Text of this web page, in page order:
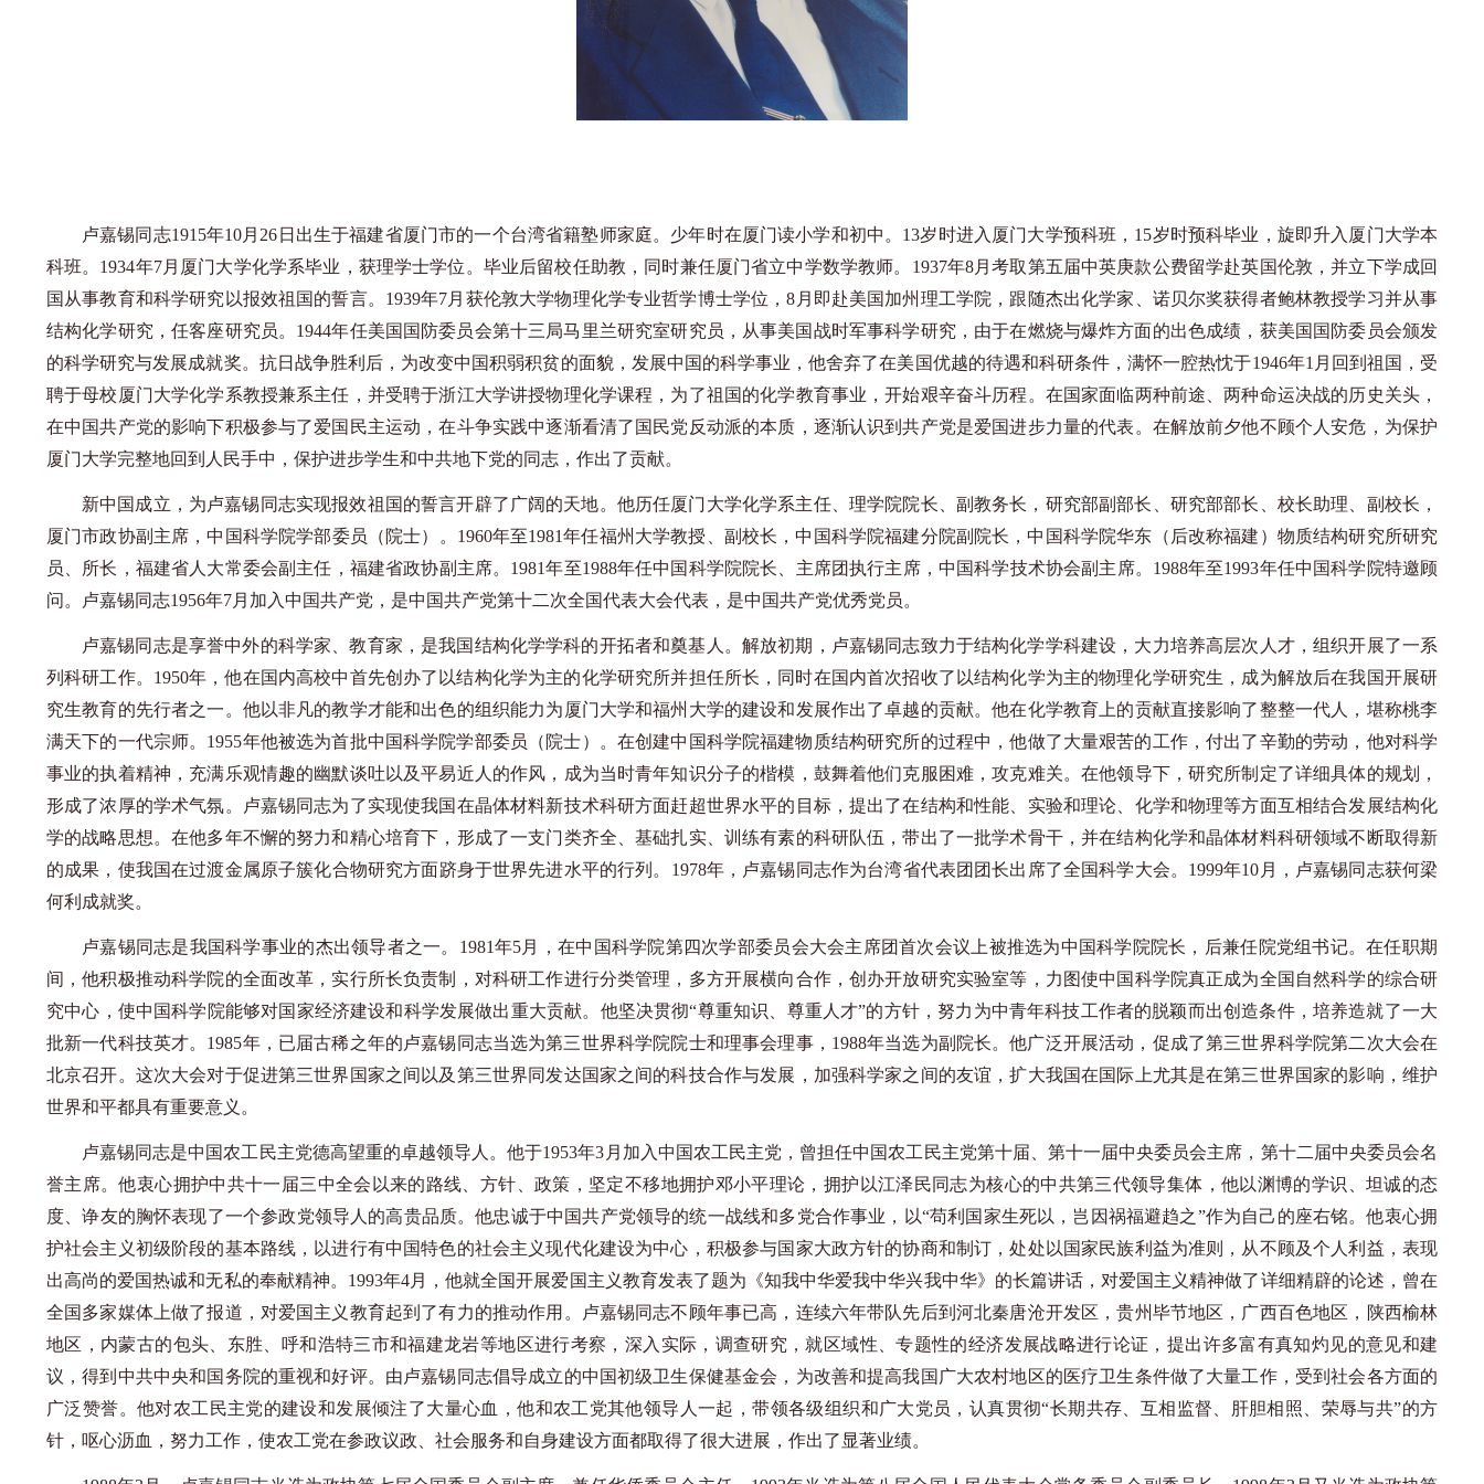
卢嘉锡同志1915年10月26日出生于福建省厦门市的一个台湾省籍塾师家庭。少年时在厦门读小学和初中。13岁时进入厦门大学预科班，15岁时预科毕业，旋即升入厦门大学本
科班。1934年7月厦门大学化学系毕业，获理学士学位。毕业后留校任助教，同时兼任厦门省立中学数学教师。1937年8月考取第五届中英庚款公费留学赴英国伦敦，并立下学成回
国从事教育和科学研究以报效祖国的誓言。1939年7月获伦敦大学物理化学专业哲学博士学位，8月即赴美国加州理工学院，跟随杰出化学家、诺贝尔奖获得者鲍林教授学习并从事
结构化学研究，任客座研究员。1944年任美国国防委员会第十三局马里兰研究室研究员，从事美国战时军事科学研究，由于在燃烧与爆炸方面的出色成绩，获美国国防委员会颁发
的科学研究与发展成就奖。抗日战争胜利后，为改变中国积弱积贫的面貌，发展中国的科学事业，他舍弃了在美国优越的待遇和科研条件，满怀一腔热忱于1946年1月回到祖国，受
聘于母校厦门大学化学系教授兼系主任，并受聘于浙江大学讲授物理化学课程，为了祖国的化学教育事业，开始艰辛奋斗历程。在国家面临两种前途、两种命运决战的历史关头，
在中国共产党的影响下积极参与了爱国民主运动，在斗争实践中逐渐看清了国民党反动派的本质，逐渐认识到共产党是爱国进步力量的代表。在解放前夕他不顾个人安危，为保护
厦门大学完整地回到人民手中，保护进步学生和中共地下党的同志，作出了贡献。
新中国成立，为卢嘉锡同志实现报效祖国的誓言开辟了广阔的天地。他历任厦门大学化学系主任、理学院院长、副教务长，研究部副部长、研究部部长、校长助理、副校长，
厦门市政协副主席，中国科学院学部委员（院士）。 1960年至1981年任福州大学教授、副校长，中国科学院福建分院副院长，中国科学院华东（后改称福建）物质结构研究所研究
员、所长，福建省人大常委会副主任，福建省政协副主席。1981年至1988年任中国科学院院长、主席团执行主席，中国科学技术协会副主席。1988年至1993年任中国科学院特邀顾
问。卢嘉锡同志1956年7月加入中国共产党，是中国共产党第十二次全国代表大会代表，是中国共产党优秀党员。
卢嘉锡同志是享誉中外的科学家、教育家，是我国结构化学学科的开拓者和奠基人。解放初期，卢嘉锡同志致力于结构化学学科建设，大力培养高层次人才，组织开展了一系
列科研工作。 1950年，他在国内高校中首先创办了以结构化学为主的化学研究所并担任所长，同时在国内首次招收了以结构化学为主的物理化学研究生，成为解放后在我国开展研
究生教育的先行者之一。他以非凡的教学才能和出色的组织能力为厦门大学和福州大学的建设和发展作出了卓越的贡献。他在化学教育上的贡献直接影响了整整一代人，堪称桃李
满天下的一代宗师。1955年他被选为首批中国科学院学部委员（院士）。在创建中国科学院福建物质结构研究所的过程中，他做了大量艰苦的工作，付出了辛勤的劳动，他对科学
事业的执着精神，充满乐观情趣的幽默谈吐以及平易近人的作风，成为当时青年知识分子的楷模，鼓舞着他们克服困难，攻克难关。在他领导下，研究所制定了详细具体的规划，
形成了浓厚的学术气氛。卢嘉锡同志为了实现使我国在晶体材料新技术科研方面赶超世界水平的目标，提出了在结构和性能、实验和理论、化学和物理等方面互相结合发展结构化
学的战略思想。在他多年不懈的努力和精心培育下，形成了一支门类齐全、基础扎实、训练有素的科研队伍，带出了一批学术骨干，并在结构化学和晶体材料科研领域不断取得新
的成果，使我国在过渡金属原子簇化合物研究方面跻身于世界先进水平的行列。1978年，卢嘉锡同志作为台湾省代表团团长出席了全国科学大会。1999年10月，卢嘉锡同志获何梁
何利成就奖。
卢嘉锡同志是我国科学事业的杰出领导者之一。 1981年5月，在中国科学院第四次学部委员会大会主席团首次会议上被推选为中国科学院院长，后兼任院党组书记。在任职期
间，他积极推动科学院的全面改革，实行所长负责制，对科研工作进行分类管理，多方开展横向合作，创办开放研究实验室等，力图使中国科学院真正成为全国自然科学的综合研
究中心，使中国科学院能够对国家经济建设和科学发展做出重大贡献。他坚决贯彻“尊重知识、尊重人才”的方针，努力为中青年科技工作者的脱颖而出创造条件，培养造就了一大
批新一代科技英才。1985年，已届古稀之年的卢嘉锡同志当选为第三世界科学院院士和理事会理事，1988年当选为副院长。他广泛开展活动，促成了第三世界科学院第二次大会在
北京召开。这次大会对于促进第三世界国家之间以及第三世界同发达国家之间的科技合作与发展，加强科学家之间的友谊，扩大我国在国际上尤其是在第三世界国家的影响，维护
世界和平都具有重要意义。
卢嘉锡同志是中国农工民主党德高望重的卓越领导人。他于1953年3月加入中国农工民主党，曾担任中国农工民主党第十届、第十一届中央委员会主席，第十二届中央委员会名
誉主席。他衷心拥护中共十一届三中全会以来的路线、方针、政策，坚定不移地拥护邓小平理论，拥护以江泽民同志为核心的中共第三代领导集体，他以渊博的学识、坦诚的态
度、诤友的胸怀表现了一个参政党领导人的高贵品质。他忠诚于中国共产党领导的统一战线和多党合作事业，以“苟利国家生死以，岂因祸福避趋之”作为自己的座右铭。他衷心拥
护社会主义初级阶段的基本路线，以进行有中国特色的社会主义现代化建设为中心，积极参与国家大政方针的协商和制订，处处以国家民族利益为准则，从不顾及个人利益，表现
出高尚的爱国热诚和无私的奉献精神。1993年4月，他就全国开展爱国主义教育发表了题为《知我中华爱我中华兴我中华》的长篇讲话，对爱国主义精神做了详细精辟的论述，曾在
全国多家媒体上做了报道，对爱国主义教育起到了有力的推动作用。卢嘉锡同志不顾年事已高，连续六年带队先后到河北秦唐沧开发区，贵州毕节地区，广西百色地区，陕西榆林
地区，内蒙古的包头、东胜、呼和浩特三市和福建龙岩等地区进行考察，深入实际，调查研究，就区域性、专题性的经济发展战略进行论证，提出许多富有真知灼见的意见和建
议，得到中共中央和国务院的重视和好评。由卢嘉锡同志倡导成立的中国初级卫生保健基金会，为改善和提高我国广大农村地区的医疗卫生条件做了大量工作，受到社会各方面的
广泛赞誉。他对农工民主党的建设和发展倾注了大量心血，他和农工党其他领导人一起，带领各级组织和广大党员，认真贯彻“长期共存、互相监督、肝胆相照、荣辱与共”的方
针，呕心沥血，努力工作，使农工党在参政议政、社会服务和自身建设方面都取得了很大进展，作出了显著业绩。